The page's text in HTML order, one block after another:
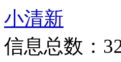
小清新
信息总数：